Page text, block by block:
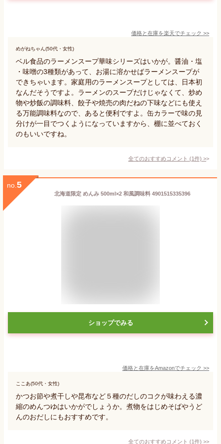
価格と在庫を楽天でチェック >>
めがねちゃん(50代・女性)
ベル食品のラーメンスープ華味シリーズはいかが。醤油・塩
・味噌の3種類があって、お湯に溶かせばラーメンスープが
できちゃいます。家庭用のラーメンスープとしては、日本初
なんだそうですよ。ラーメンのスープだけじゃなくて、炒め
物や炒飯の調味料、餃子や焼売の肉だねの下味などにも使え
る万能調味料なので、あると便利ですよ。缶カラーで味の見
分けが一目でつくようになっていますから、棚に並べておく
のもいいですね。
全てのおすすめコメント (1件) >
no. 5
北海道限定 めんみ 500ml×2 和風調味料 4901515335396
ショップでみる
価格と在庫をAmazonでチェック >>
ここあ(50代・女性)
かつお節や煮干しや昆布など５種のだしのコクが味わえる濃
縮のめんつゆはいかがでしょうか。煮物をはじめそばやうど
んのおだしにもおすすめです。
全てのおすすめコメント (1件) >